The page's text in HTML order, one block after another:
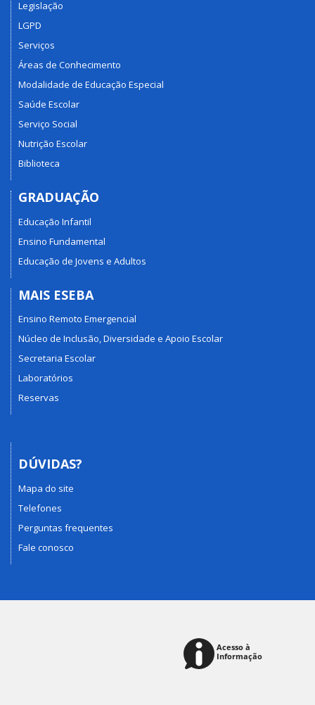
Legislação
LGPD
Serviços
Áreas de Conhecimento
Modalidade de Educação Especial
Saúde Escolar
Serviço Social
Nutrição Escolar
Biblioteca
GRADUAÇÃO
Educação Infantil
Ensino Fundamental
Educação de Jovens e Adultos
MAIS ESEBA
Ensino Remoto Emergencial
Núcleo de Inclusão, Diversidade e Apoio Escolar
Secretaria Escolar
Laboratórios
Reservas
DÚVIDAS?
Mapa do site
Telefones
Perguntas frequentes
Fale conosco